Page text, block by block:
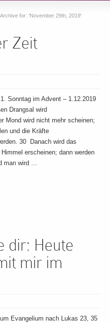
for: 'November 29th, 2019'
Zeit
Sonntag im Advent – 1.12.2019
Drangsal wird
Mond wird nicht mehr scheinen;
und die Kräfte
30 Danach wird das
erscheinen; dann werden
man wird …
dir: Heute
mir im
Evangelium nach Lukas 23, 35